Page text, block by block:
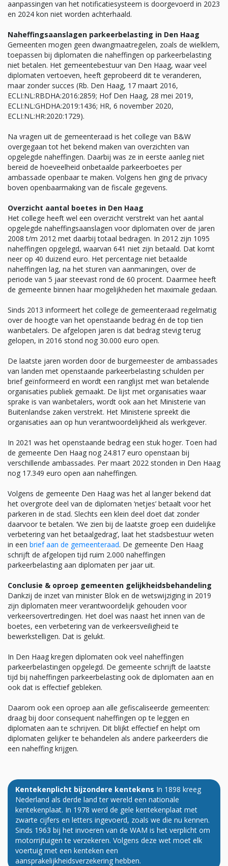
aanpassingen van het notificatiesysteem is doorgevoerd in 2023
en 2024 kon niet worden achterhaald.
Naheffingsaanslagen parkeerbelasting in Den Haag
Gemeenten mogen geen dwangmaatregelen, zoals de wielklem,
toepassen bij diplomaten die naheffingen op parkeerbelasting
niet betalen. Het gemeentebestuur van Den Haag, waar veel
diplomaten vertoeven, heeft geprobeerd dit te veranderen,
maar zonder succes (Rb. Den Haag, 17 maart 2016,
ECLI:NL:RBDHA:2016:2859; Hof Den Haag, 28 mei 2019,
ECLI:NL:GHDHA:2019:1436; HR, 6 november 2020,
ECLI:NL:HR:2020:1729).
Na vragen uit de gemeenteraad is het college van B&W
overgegaan tot het bekend maken van overzichten van
opgelegde naheffingen. Daarbij was ze in eerste aanleg niet
bereid de hoeveelheid onbetaalde parkeerboetes per
ambassade openbaar te maken. Volgens hen ging de privacy
boven openbaarmaking van de fiscale gegevens.
Overzicht aantal boetes in Den Haag
Het college heeft wel een overzicht verstrekt van het aantal
opgelegde naheffingsaanslagen voor diplomaten over de jaren
2008 t/m 2012 met daarbij totaal bedragen. In 2012 zijn 1095
naheffingen opgelegd, waarvan 641 niet zijn betaald. Dat komt
neer op 40 duizend euro. Het percentage niet betaalde
naheffingen lag, na het sturen van aanmaningen, over de
periode van 5 jaar steevast rond de 60 procent. Daarmee heeft
de gemeente binnen haar mogelijkheden het maximale gedaan.
Sinds 2013 informeert het college de gemeenteraad regelmatig
over de hoogte van het openstaande bedrag én de top tien
wanbetalers. De afgelopen jaren is dat bedrag stevig terug
gelopen, in 2016 stond nog 30.000 euro open.
De laatste jaren worden door de burgemeester de ambassades
van landen met openstaande parkeerbelasting schulden per
brief geïnformeerd en wordt een ranglijst met wan betalende
organisaties publiek gemaakt. De lijst met organisaties waar
sprake is van wanbetalers, wordt ook aan het Ministerie van
Buitenlandse zaken verstrekt. Het Ministerie spreekt die
organisaties aan op hun verantwoordelijkheid als werkgever.
In 2021 was het openstaande bedrag een stuk hoger. Toen had
de gemeente Den Haag nog 24.817 euro openstaan bij
verschillende ambassades. Per maart 2022 stonden in Den Haag
nog 17.349 euro open aan naheffingen.
Volgens de gemeente Den Haag was het al langer bekend dat
het overgrote deel van de diplomaten ‘netjes’ betaalt voor het
parkeren in de stad. Slechts een klein deel doet dat zonder
daarvoor te betalen. ‘We zien bij de laatste groep een duidelijke
verbetering van het betaalgedrag’, laat het stadsbestuur weten
in een brief aan de gemeenteraad. De gemeente Den Haag
schrijft de afgelopen tijd ruim 2.000 naheffingen
parkeerbelasting aan diplomaten per jaar uit.
Conclusie & oproep gemeenten gelijkheidsbehandeling
Dankzij de inzet van minister Blok en de wetswijziging in 2019
zijn diplomaten meer verantwoordelijk gehouden voor
verkeersovertredingen. Het doel was naast het innen van de
boetes, een verbetering van de verkeersveiligheid te
bewerkstelligen. Dat is gelukt.
In Den Haag kregen diplomaten ook veel naheffingen
parkeerbelastingen opgelegd. De gemeente schrijft de laatste
tijd bij naheffingen parkeerbelasting ook de diplomaten aan en
ook dat is effectief gebleken.
Daarom ook een oproep aan alle gefiscaliseerde gemeenten:
draag bij door consequent naheffingen op te leggen en
diplomaten aan te schrijven. Dit blijkt effectief en helpt om
diplomaten gelijker te behandelen als andere parkeerders die
een naheffing krijgen.
Kentekenplicht bijzondere kentekens In 1898 kreeg
Nederland als derde land ter wereld een nationale
kentekenplaat. In 1978 werd de gele kentekenplaat met
zwarte cijfers en letters ingevoerd, zoals we die nu kennen.
Sinds 1963 bij het invoeren van de WAM is het verplicht om
motorrijtuigen te verzekeren. Volgens deze wet moet elk
voertuig met een kenteken een
aansprakelijkheidsverzekering hebben.